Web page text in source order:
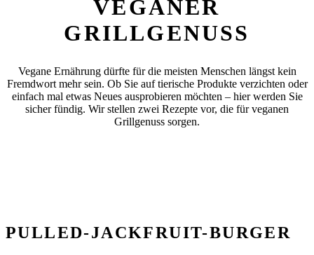
VEGANER
GRILLGENUSS
Vegane Ernährung dürfte für die meisten Menschen längst kein
Fremdwort mehr sein. Ob Sie auf tierische Produkte verzichten oder
einfach mal etwas Neues ausprobieren möchten – hier werden Sie
sicher fündig. Wir stellen zwei Rezepte vor, die für veganen
Grillgenuss sorgen.
PULLED-JACKFRUIT-BURGER